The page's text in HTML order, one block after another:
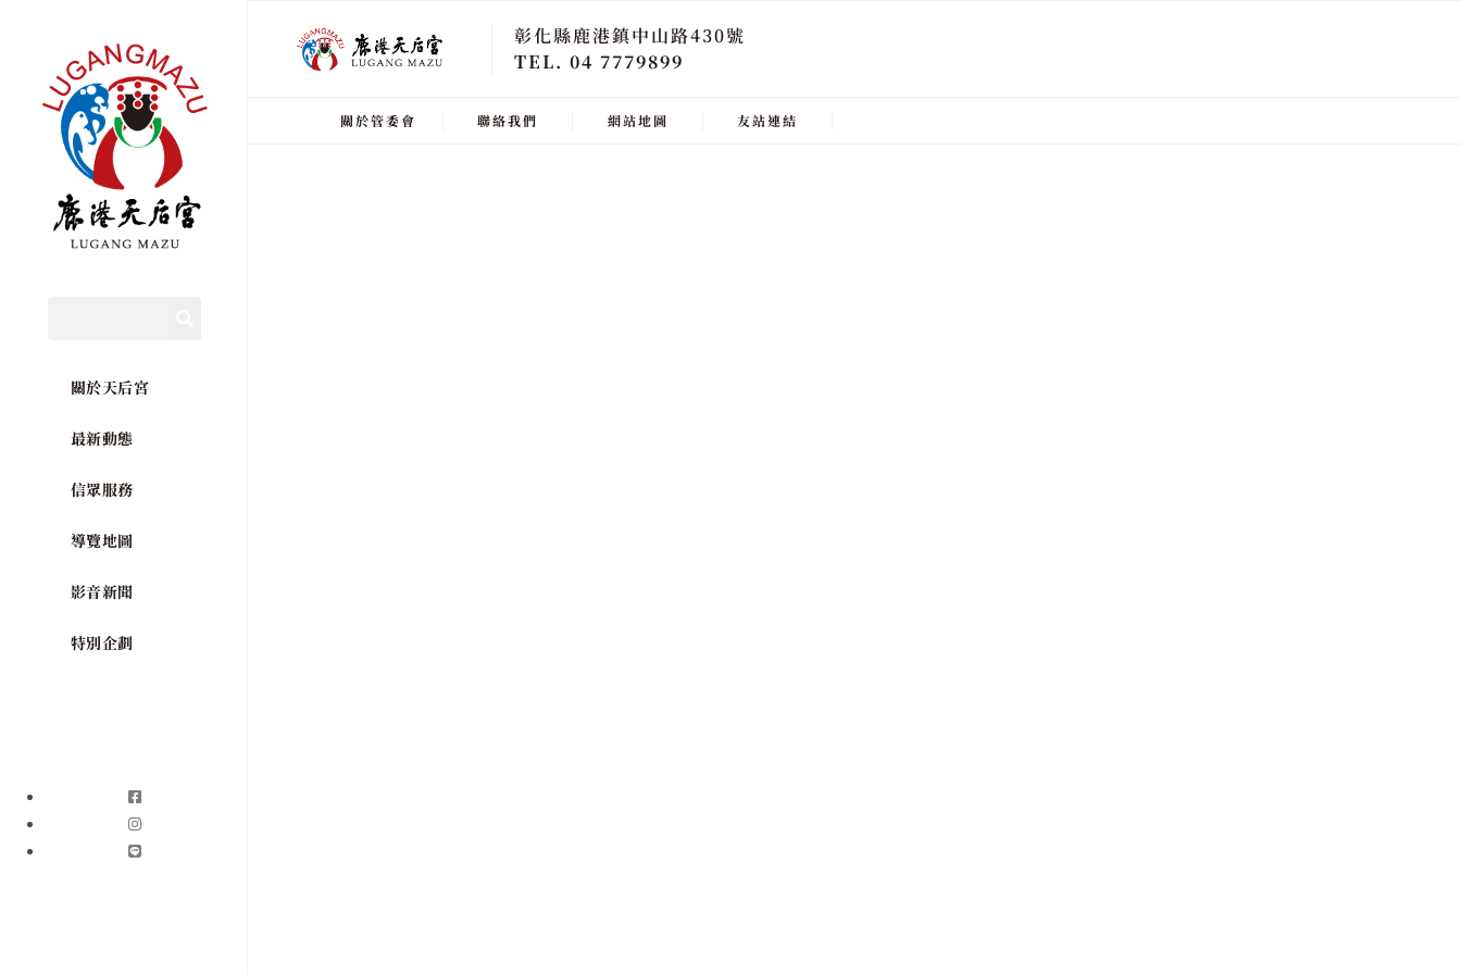
關於天后宮
最新動態
信眾服務
導覽地圖
影音新聞
特別企劃
彰化縣鹿港鎮中山路430號
TEL. 04 7779899
關於管委會 聯絡我們 網站地圖 友站連結